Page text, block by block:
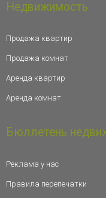
Недвижимость
Продажа квартир
Продажа комнат
Аренда квартир
Аренда комнат
Бюллетень
Реклама у нас
Правила перепечатки